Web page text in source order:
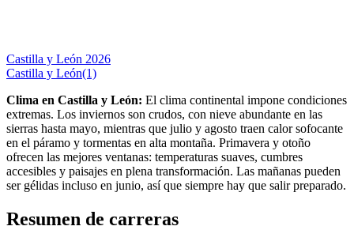
Castilla y León 2026
Castilla y León(1)
Clima en Castilla y León: El clima continental impone condiciones
extremas. Los inviernos son crudos, con nieve abundante en las
sierras hasta mayo, mientras que julio y agosto traen calor sofocante
en el páramo y tormentas en alta montaña. Primavera y otoño
ofrecen las mejores ventanas: temperaturas suaves, cumbres
accesibles y paisajes en plena transformación. Las mañanas pueden
ser gélidas incluso en junio, así que siempre hay que salir preparado.
Resumen de carreras